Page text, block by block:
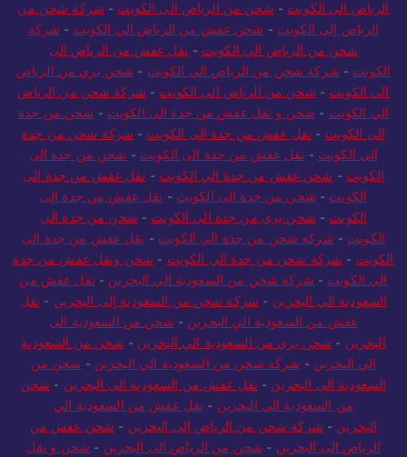
الرياض الى الكويت-شحن من الرياض الى الكويت-نقل عفش من
الرياض الى الكويت- شحن من الرياض الى الكويت -شركة شحن من
الرياض إلى الكويت- شحن عفش من الرياض الي الكويت -
شحن من الرياض الي الكويت-
نقل عفش من الرياض الى
الكويت-شركة شحن من الرياض الي الكويت -
شحن بري من الرياض
الي الكويت - شحن من الرياض الى الكويت
شركة شحن من الرياض
الي الكويت - شحن و نقل عفش من جدة الى الكويت-شحن من جدة
الى الكويت-نقل عفش من جدة الى الكويت-شركة شحن من جدة
إلى الكويت- نقل عفش من جدة الى الكويت-
شحن من جدة الى
الكويت -شحن عفش من جدة الي الكويت-
نقل عفش من جدة الى
الكويت - شحن من جدة الى الكويت- نقل عفش من جدة إلى
الكويت- شحن بري من جدة الي الكويت-شحن من جدة الي
الكويت- شركة شحن من جدة الي الكويت - نقل عفش من جدة الى
الكويت- شركة شحن من جدة الي الكويت-
شحن ونقل عفش من جدة
الي الكويت
شركة شحن من السعودية الي البحرين
نقل عفش من
السعودية الي البحرين-شركة شحن من السعودية إلى البحرين
عفش من السعودية الي البحرين
-شحن من السعودية الى
البحرين - شحن بري من السعودية الي البحرين - شحن من السعودية
الي البحرين
- شركة شحن من السعودية الي البحرين -
شحن من
السعودية الى البحرين
نقل عفش من السعودية الي البحرين
من السعودية الي البحرين
-نقل عفش من السعودية الي
البحرين- شركة شحن من الرياض إلى البحرين-
شحن عفش من